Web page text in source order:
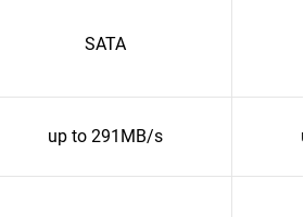
SATA
up to 291MB/s